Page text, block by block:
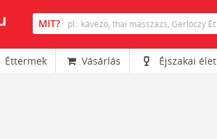
Éttermek Vásárlás Éjszakai élet